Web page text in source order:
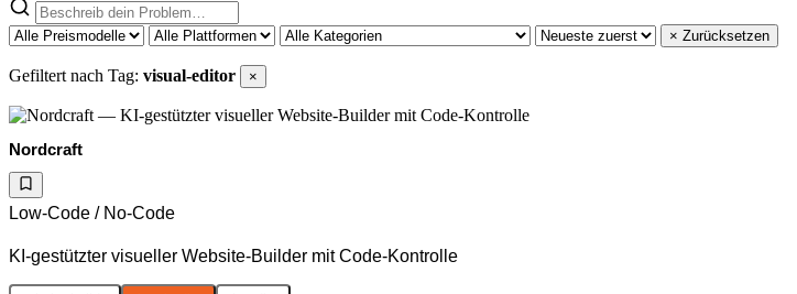
× Zurücksetzen
Gefiltert nach Tag: visual-editor ×
Nordcraft
Low-Code / No-Code
KI-gestützter visueller Website-Builder mit Code-Kontrolle